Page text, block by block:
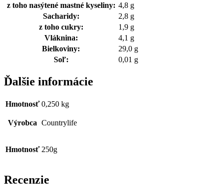
z toho nasýtené mastné kyseliny: 4,8 g
Sacharidy:
2,8 g
z toho cukry:
1,9 g
Vláknina:
4,1 g
Bielkoviny:
29,0 g
Soľ:
0,01 g
Ďalšie informácie
Hmotnosť 0,250 kg
Výrobca Countrylife
Hmotnosť 250g
Recenzie